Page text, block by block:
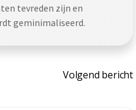
tevreden zijn en
geminimaliseerd.
Bericht
Volgend bericht